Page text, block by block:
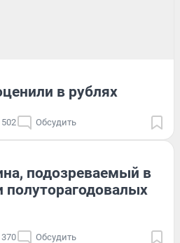
в рублях
502 Обсудить
подозреваемый в
полуторагодовалых
370 Обсудить